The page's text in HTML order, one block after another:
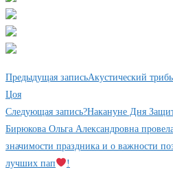
Читать
далее
статьи
Предыдущая записьАкустический
Цоя
Следующая запись?Накануне Дня
Бирюкова Ольга Александровна
значимости праздника и о важности
лучших пап
!